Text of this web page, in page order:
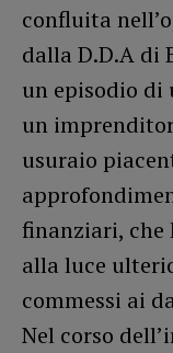
confluita
dalla D.D.A di
un episodio di
un
usuraio
finanziari, che
alla luce
commessi ai
Nel corso